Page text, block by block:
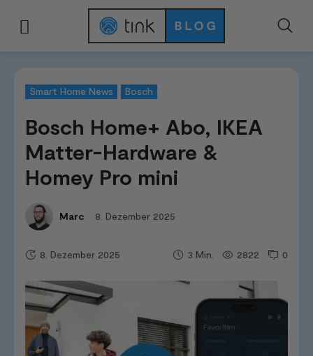
Smart Home News Bosch
Bosch Home+ Abo, IKEA
Matter-Hardware &
Homey Pro mini
Marc 8. Dezember 2025
0
2822
3 Min.
8. Dezember 2025